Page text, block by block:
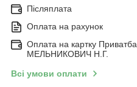
Післяплата
Оплата на рахунок
Оплата на картку
МЕЛЬНИКОВИЧ Н.Г.
Всі умови оплати